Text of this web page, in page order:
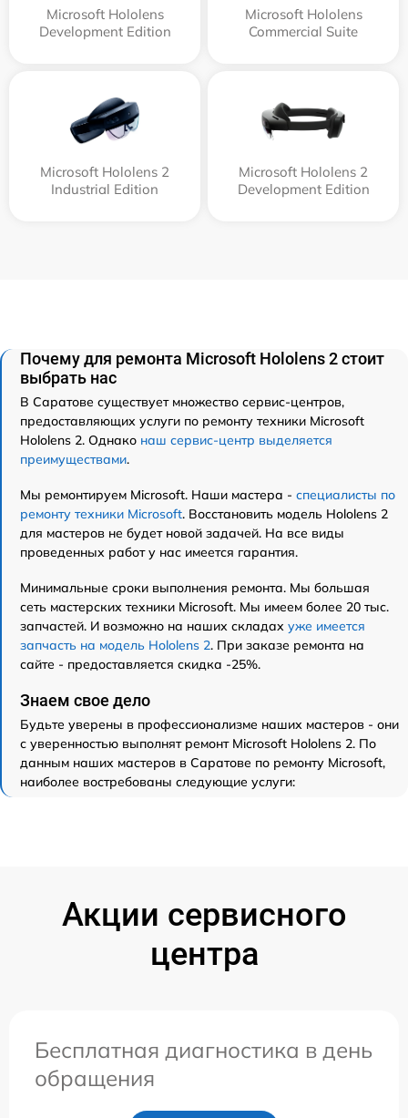
Microsoft Hololens
Development Edition
Microsoft Hololens
Commercial Suite
Microsoft Hololens 2
Industrial Edition
Microsoft Hololens 2
Development Edition
Почему для ремонта Microsoft Hololens 2 стоит
выбрать нас
В Саратове существует множество сервис-центров,
предоставляющих услуги по ремонту техники Microsoft
Hololens 2. Однако наш сервис-центр выделяется
преимуществами.
Мы ремонтируем Microsoft. Наши мастера - специалисты по
ремонту техники Microsoft. Восстановить модель Hololens 2
для мастеров не будет новой задачей. На все виды
проведенных работ у нас имеется гарантия.
Минимальные сроки выполнения ремонта. Мы большая
сеть мастерских техники Microsoft. Мы имеем более 20 тыс.
запчастей. И возможно на наших складах уже имеется
запчасть на модель Hololens 2. При заказе ремонта на
сайте - предоставляется скидка -25%.
Знаем свое дело
Будьте уверены в профессионализме наших мастеров - они
с уверенностью выполнят ремонт Microsoft Hololens 2. По
данным наших мастеров в Саратове по ремонту Microsoft,
наиболее востребованы следующие услуги:
Акции сервисного
центра
Бесплатная диагностика в день
обращения